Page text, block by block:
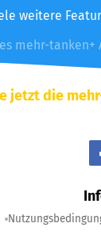
weitere
mehr-tanken+
jetzt die